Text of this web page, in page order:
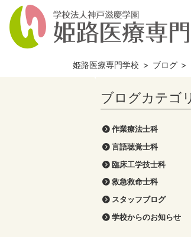
姫路医療専門学校 > ブログ >
作業療法士科
言語聴覚士科
臨床工学技士科
救急救命士科
スタッフブログ
学校からのお知らせ